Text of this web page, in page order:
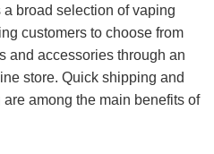
a broad selection of vaping
customers to choose from
and accessories through an
store. Quick shipping and
among the main benefits of